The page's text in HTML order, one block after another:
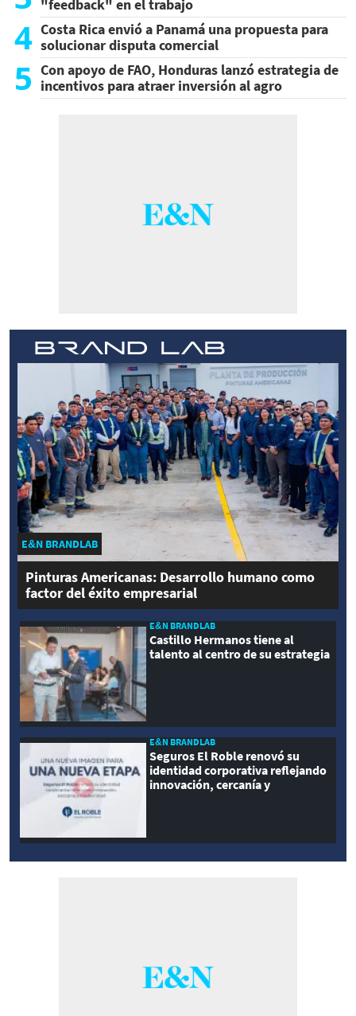
"feedback" en el trabajo
4 Costa Rica envió a Panamá una propuesta para
solucionar disputa comercial
5 Con apoyo de FAO, Honduras lanzó estrategia de
incentivos para atraer inversión al agro
E&N BRANDLAB
Pinturas Americanas: Desarrollo humano como
factor del éxito empresarial
E&N BRANDLAB
Castillo Hermanos tiene al
talento al centro de su estrategia
E&N BRANDLAB
Seguros El Roble renovó su
identidad corporativa reflejando
innovación, cercanía y